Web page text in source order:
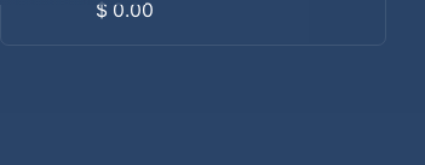
Precio habitual
$ 0.00